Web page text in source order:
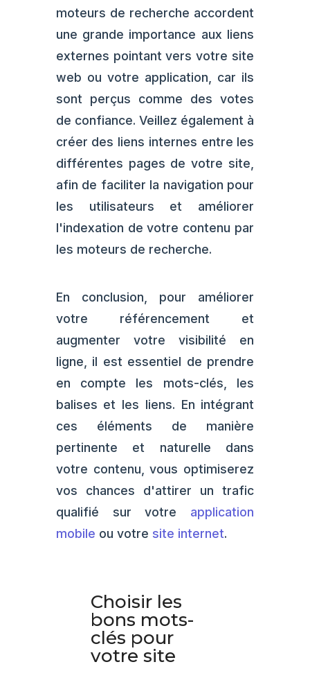
moteurs de recherche accordent
une grande importance aux liens
externes pointant vers votre site
web ou votre application, car ils
sont perçus comme des votes
de confiance. Veillez également à
créer des liens internes entre les
différentes pages de votre site,
afin de faciliter la navigation pour
les utilisateurs et améliorer
l'indexation de votre contenu par
les moteurs de recherche.
En conclusion, pour améliorer
votre référencement et
augmenter votre visibilité en
ligne, il est essentiel de prendre
en compte les mots-clés, les
balises et les liens. En intégrant
ces éléments de manière
pertinente et naturelle dans
votre contenu, vous optimiserez
vos chances d'attirer un trafic
qualifié sur votre application
mobile ou votre site internet.
Choisir les
bons mots-
clés pour
votre site